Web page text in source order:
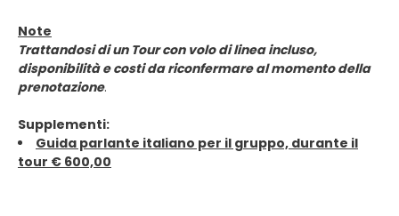
Note
Trattandosi di un Tour con volo di linea incluso,
disponibilità e costi da riconfermare al momento della
prenotazione.
Supplementi:
Guida parlante italiano per il gruppo, durante il
tour € 600,00